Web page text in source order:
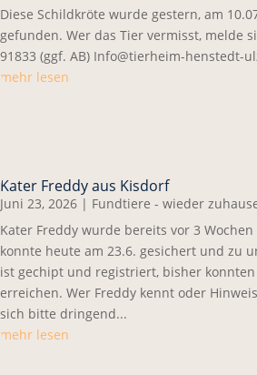
Diese Schildkröte wurde gestern, am
gefunden. Wer das Tier vermisst, melde
91833 (ggf. AB) Info@tierheim-henstedt-
mehr lesen
Kater Freddy aus Kisdorf
Juni 23, 2026 | Fundtiere - wieder
Kater Freddy wurde bereits vor 3
konnte heute am 23.6. gesichert und zu
ist gechipt und registriert, bisher
erreichen. Wer Freddy kennt oder
sich bitte dringend...
mehr lesen